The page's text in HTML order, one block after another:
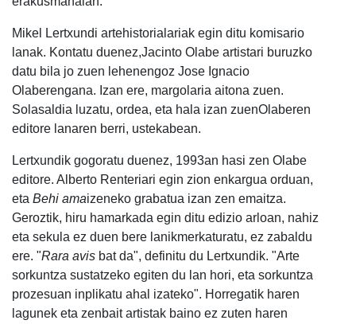
Mikel Lertxundi artehistorialariak egin ditu komisario
lanak. Kontatu duenez,Jacinto Olabe artistari buruzko
datu bila jo zuen lehenengoz Jose Ignacio
Olaberengana. Izan ere, margolaria aitona zuen.
Solasaldia luzatu, ordea, eta hala izan zuenOlaberen
editore lanaren berri, ustekabean.
Lertxundik gogoratu duenez, 1993an hasi zen Olabe
editore. Alberto Renteriari egin zion enkargua orduan,
eta Behi amaizeneko grabatua izan zen emaitza.
Geroztik, hiru hamarkada egin ditu edizio arloan, nahiz
eta sekula ez duen bere lanikmerkaturatu, ez zabaldu
ere. "Rara avis bat da", definitu du Lertxundik. "Arte
sorkuntza sustatzeko egiten du lan hori, eta sorkuntza
prozesuan inplikatu ahal izateko". Horregatik haren
lagunek eta zenbait artistak baino ez zuten haren